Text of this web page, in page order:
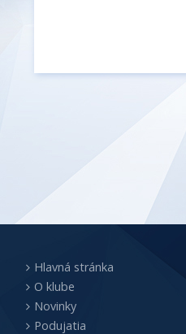
Hlavná stránka
O klube
Novinky
Podujatia